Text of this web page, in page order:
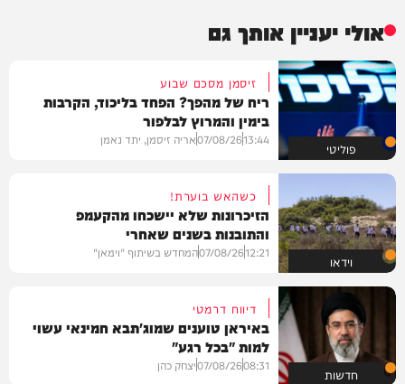
אולי יעניין אותך גם
פוליטי
זיסמן מסכם שבוע
ריח של מהפך? הפחד בליכוד, הקרבות
בימין והמרוץ לבלפור
13:44
07/08/26אריה זיסמן, יתד נאמן
וידאו
כשהאש בוערת!
הזיכרונות שלא יישכחו מהקעמפ
והתובנות בשנים שאחרי
12:21
07/08/26המחדש בשיתוף "וימאן"
חדשות
דיווח דרמטי
באיראן טוענים שמוג'תבא חמינאי עשוי
למות "בכל רגע"
08:31
07/08/26יצחק כהן